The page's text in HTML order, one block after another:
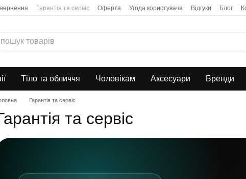
Гарантія та сервіс Оферта Угода користувача Відгуки Блог
Тіло та обличчя Чоловікам Аксесуари Бренди
Гарантія та сервіс
та сервіс